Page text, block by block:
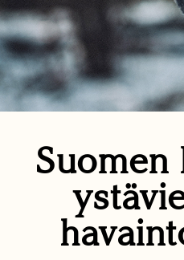
Suomen